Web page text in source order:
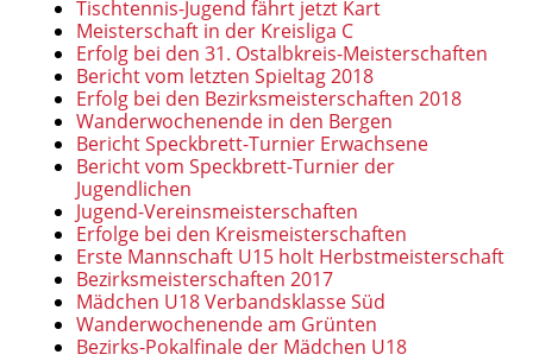
Tischtennis-Jugend fährt jetzt Kart
Meisterschaft in der Kreisliga C
Erfolg bei den 31. Ostalbkreis-Meisterschaften
Bericht vom letzten Spieltag 2018
Erfolg bei den Bezirksmeisterschaften 2018
Wanderwochenende in den Bergen
Bericht Speckbrett-Turnier Erwachsene
Bericht vom Speckbrett-Turnier der
Jugendlichen
Jugend-Vereinsmeisterschaften
Erfolge bei den Kreismeisterschaften
Erste Mannschaft U15 holt Herbstmeisterschaft
Bezirksmeisterschaften 2017
Mädchen U18 Verbandsklasse Süd
Wanderwochenende am Grünten
Bezirks-Pokalfinale der Mädchen U18